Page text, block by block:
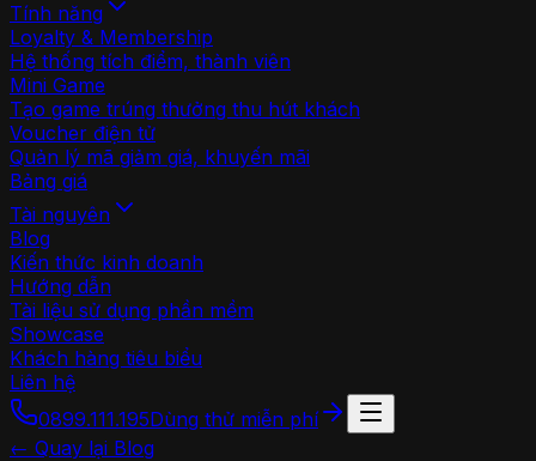
Tính năng
Loyalty & Membership
Hệ thống tích điểm, thành viên
Mini Game
Tạo game trúng thưởng thu hút khách
Voucher điện tử
Quản lý mã giảm giá, khuyến mãi
Bảng giá
Tài nguyên
Blog
Kiến thức kinh doanh
Hướng dẫn
Tài liệu sử dụng phần mềm
Showcase
Khách hàng tiêu biểu
Liên hệ
0899.111.195Dùng thử miễn phí
← Quay lại Blog